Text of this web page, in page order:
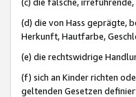
(d) die von Hass geprägte,
Herkunft, Hautfarbe,
(e) die rechtswidrige
(f) sich an Kinder richten
geltenden Gesetzen